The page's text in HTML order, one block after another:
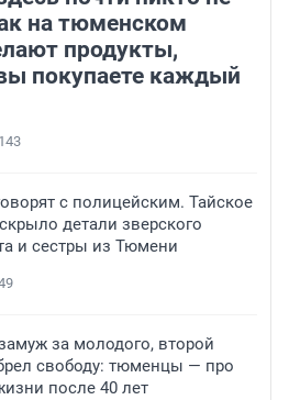
на тюменском
продукты,
покупаете каждый
143
с полицейским. Тайское
детали зверского
и сестры из Тюмени
за молодого, второй
свободу: тюменцы — про
после 40 лет